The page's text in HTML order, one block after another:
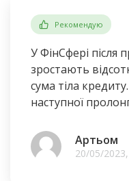
Рекомендую
У ФінСфері після
зростають
сума тіла
наступної
Артьом
20/05/2023,